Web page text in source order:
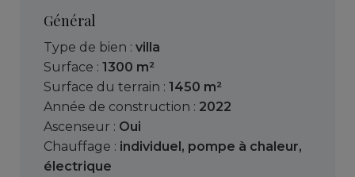
Général
Type de bien : villa
Surface : 1300 m²
Surface du terrain : 1450 m²
Année de construction : 2022
Ascenseur : Oui
Chauffage : individuel, pompe à chaleur,
électrique